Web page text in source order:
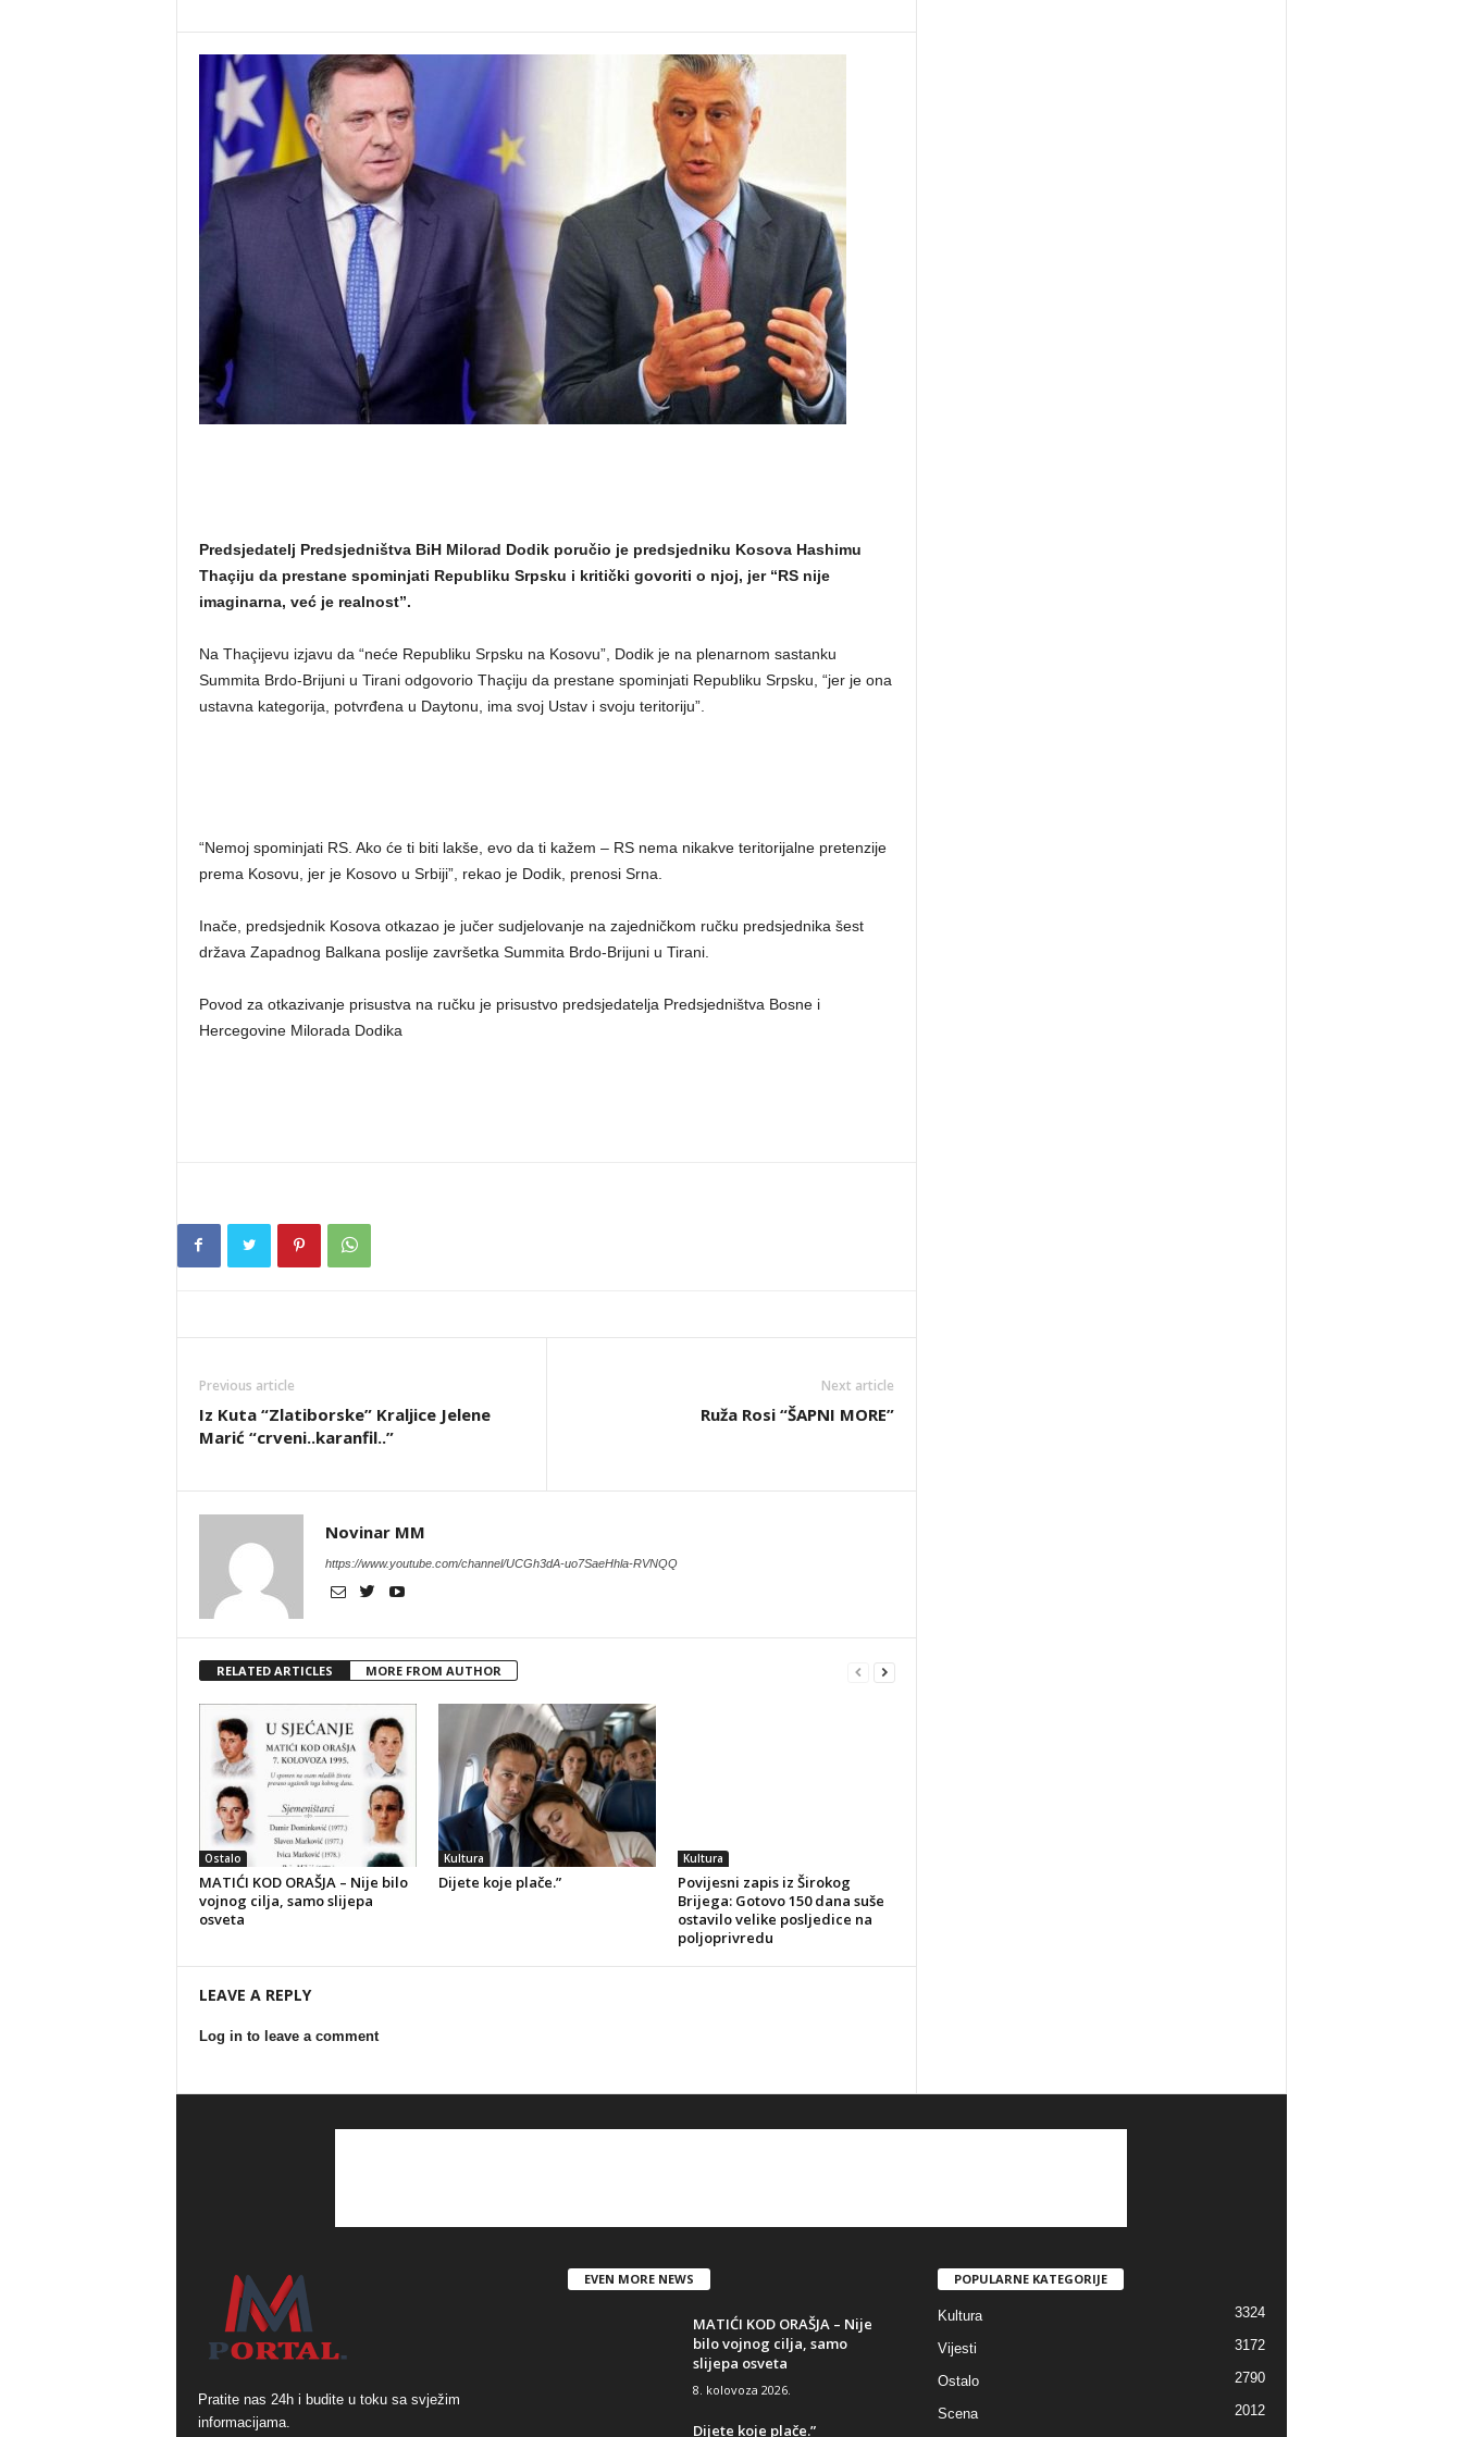
Predsjedatelj Predsjedništva BiH Milorad Dodik poručio je predsjedniku Kosova Hashimu
Thaçiju da prestane spominjati Republiku Srpsku i kritički govoriti o njoj, jer “RS nije
imaginarna, već je realnost”.
Na Thaçijevu izjavu da “neće Republiku Srpsku na Kosovu”, Dodik je na plenarnom sastanku
Summita Brdo-Brijuni u Tirani odgovorio Thaçiju da prestane spominjati Republiku Srpsku, “jer je ona
ustavna kategorija, potvrđena u Daytonu, ima svoj Ustav i svoju teritoriju”.
“Nemoj spominjati RS. Ako će ti biti lakše, evo da ti kažem – RS nema nikakve teritorijalne pretenzije
prema Kosovu, jer je Kosovo u Srbiji”, rekao je Dodik, prenosi Srna.
Inače, predsjednik Kosova otkazao je jučer sudjelovanje na zajedničkom ručku predsjednika šest
država Zapadnog Balkana poslije završetka Summita Brdo-Brijuni u Tirani.
Povod za otkazivanje prisustva na ručku je prisustvo predsjedatelja Predsjedništva Bosne i
Hercegovine Milorada Dodika
Previous article
Iz Kuta “Zlatiborske” Kraljice Jelene
Marić “crveni..karanfil..”
Next article
Ruža Rosi “ŠAPNI MORE”
Novinar MM
https://www.youtube.com/channel/UCGh3dA-uo7SaeHhla-RVNQQ
RELATED ARTICLES MORE FROM AUTHOR
Ostalo
MATIĆI KOD ORAŠJA – Nije bilo
vojnog cilja, samo slijepa
osveta
Kultura
Dijete koje plače.”
Kultura
Povijesni zapis iz Širokog
Brijega: Gotovo 150 dana suše
ostavilo velike posljedice na
poljoprivredu
LEAVE A REPLY
Log in to leave a comment
Pratite nas 24h i budite u toku sa svježim
informacijama.
EVEN MORE NEWS
MATIĆI KOD ORAŠJA – Nije
bilo vojnog cilja, samo
slijepa osveta
8. kolovoza 2026.
Dijete koje plače.”
POPULARNE KATEGORIJE
Kultura 3324
Vijesti 3172
Ostalo 2790
Scena
2012